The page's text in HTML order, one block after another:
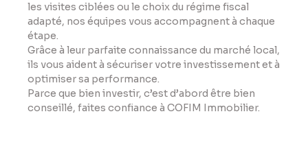
les visites ciblées ou le choix du régime fiscal
adapté, nos équipes vous accompagnent à chaque
étape.
Grâce à leur parfaite connaissance du marché local,
ils vous aident à sécuriser votre investissement et à
optimiser sa performance.
Parce que bien investir, c’est d’abord être bien
conseillé, faites confiance à COFIM Immobilier.